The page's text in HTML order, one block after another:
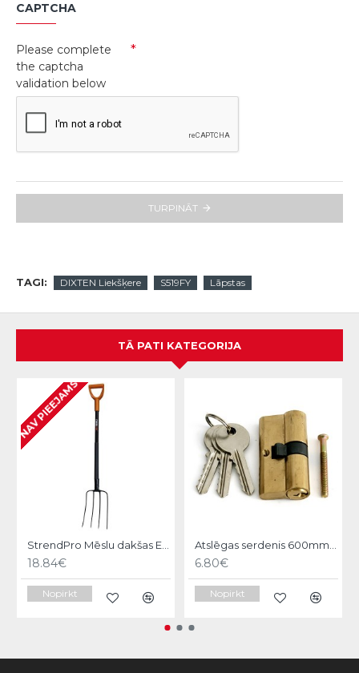
CAPTCHA
Please complete
the captcha
validation below
TURPINĀT
TAGI: DIXTEN Liekšķere S519FY Lāpstas
TĀ PATI KATEGORIJA
NAV PIEEJAMS
StrendPro Mēslu dakšas ErgoLine1200
18.84€
Nopirkt
Atslēgas serdenis 600mm Strend pro
6.80€
Nopirkt